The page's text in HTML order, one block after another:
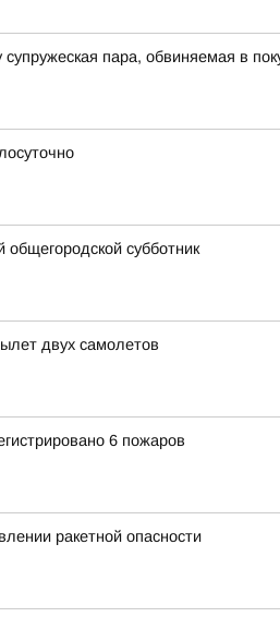
пара, обвиняемая в
субботник
двух самолетов
6 пожаров
ракетной опасности